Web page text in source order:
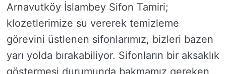
Arnavutköy İslambey Sifon Tamiri;
klozetlerimize su vererek temizleme
görevini üstlenen sifonlarımız, bizleri bazen
yarı yolda bırakabiliyor. Sifonların bir aksaklık
göstermesi durumunda bakmamız gereken